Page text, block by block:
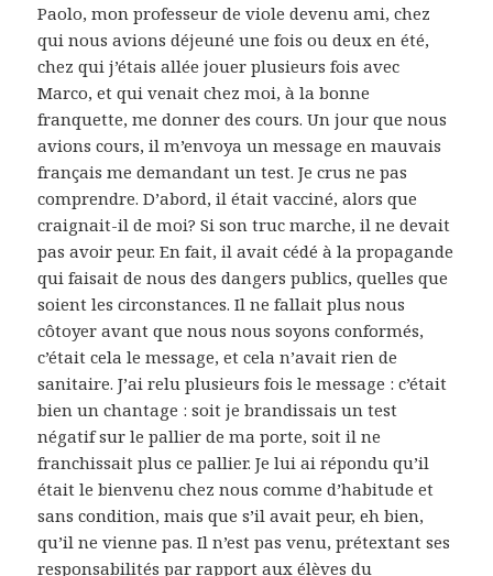
Paolo, mon professeur de viole devenu ami, chez
qui nous avions déjeuné une fois ou deux en été,
chez qui j’étais allée jouer plusieurs fois avec
Marco, et qui venait chez moi, à la bonne
franquette, me donner des cours. Un jour que nous
avions cours, il m’envoya un message en mauvais
français me demandant un test. Je crus ne pas
comprendre. D’abord, il était vacciné, alors que
craignait-il de moi? Si son truc marche, il ne devait
pas avoir peur. En fait, il avait cédé à la propagande
qui faisait de nous des dangers publics, quelles que
soient les circonstances. Il ne fallait plus nous
côtoyer avant que nous nous soyons conformés,
c’était cela le message, et cela n’avait rien de
sanitaire. J’ai relu plusieurs fois le message : c’était
bien un chantage : soit je brandissais un test
négatif sur le pallier de ma porte, soit il ne
franchissait plus ce pallier. Je lui ai répondu qu’il
était le bienvenu chez nous comme d’habitude et
sans condition, mais que s’il avait peur, eh bien,
qu’il ne vienne pas. Il n’est pas venu, prétextant ses
responsabilités par rapport aux élèves du